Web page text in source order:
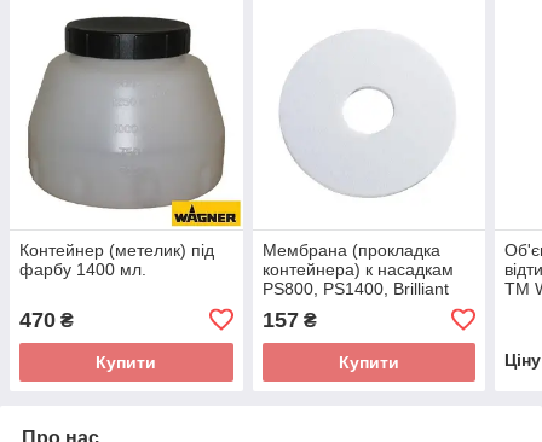
Контейнер (метелик) під
фарбу 1400 мл.
470 ₴
Купити
Мембрана (прокладка
контейнера) к насадкам
PS800, PS1400, Brilliant
157₴
Купити
TM
Про нас